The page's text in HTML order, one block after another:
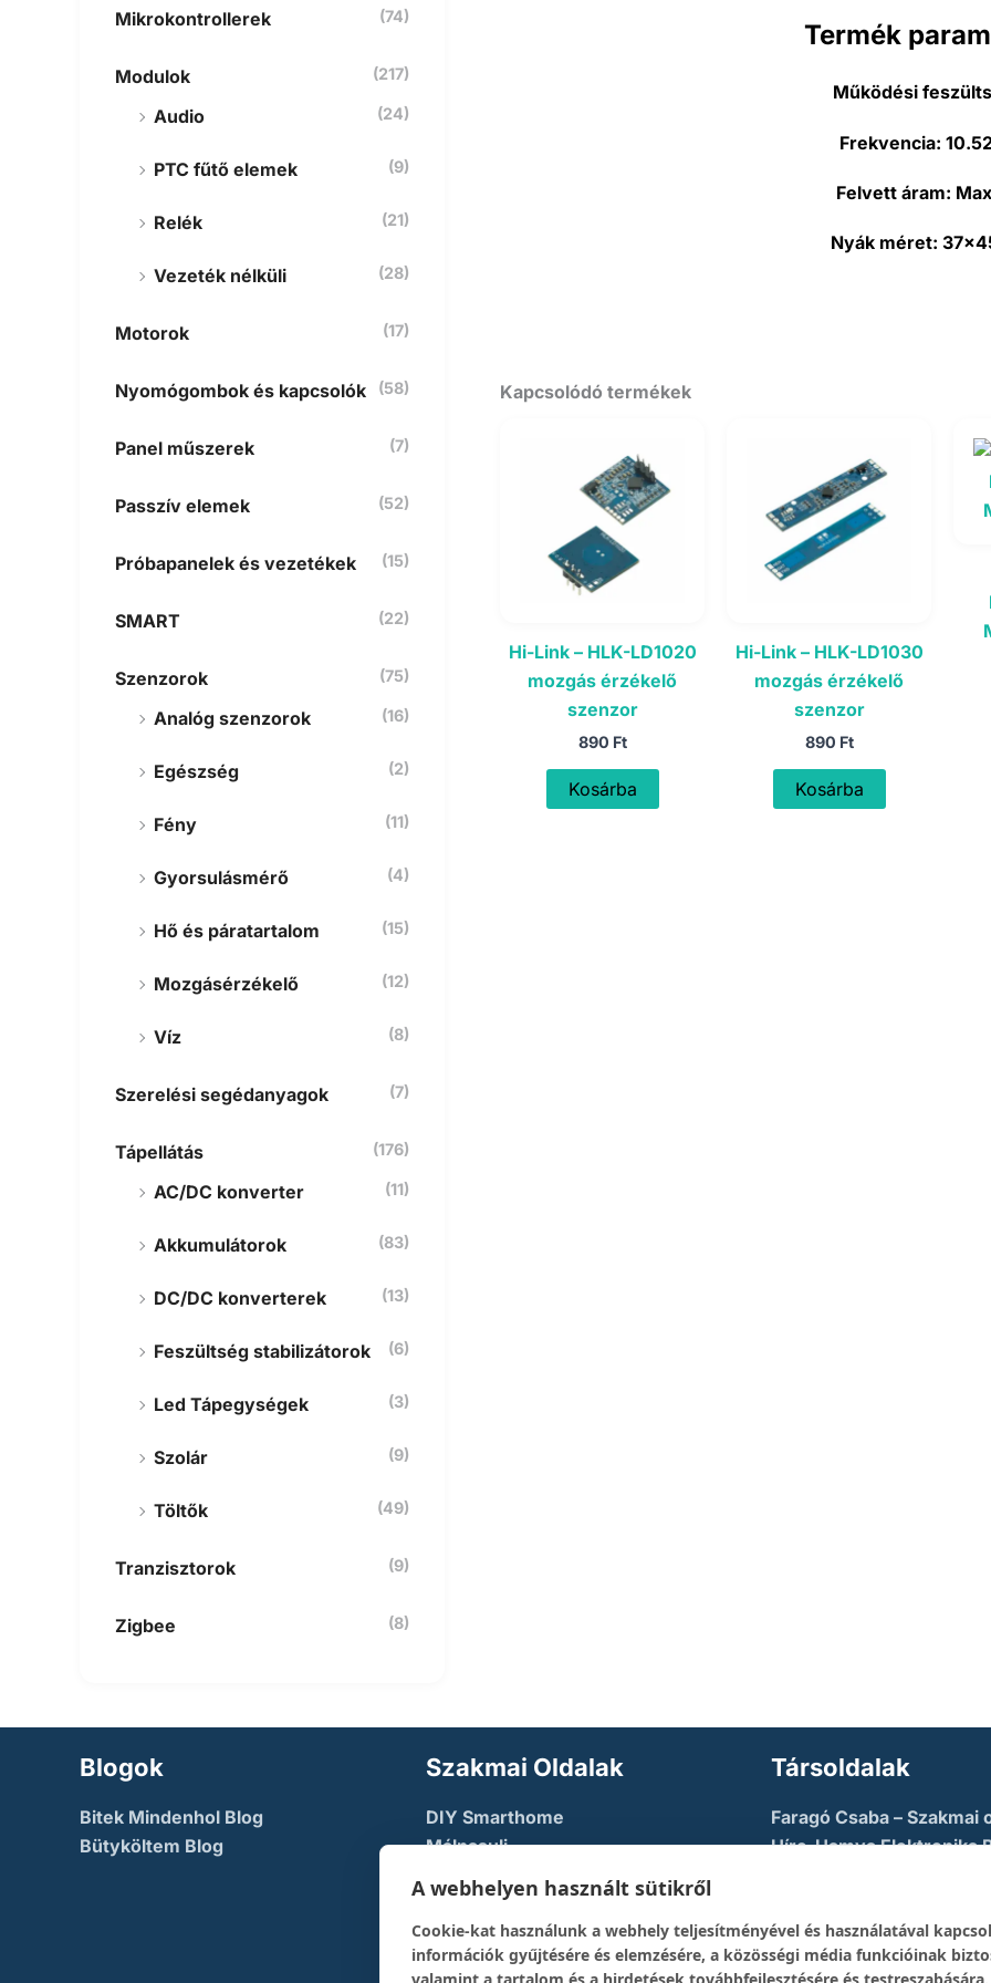
Mikrokontrollerek (74)
Modulok (217)
Audio (24)
PTC fűtő elemek (9)
Relék (21)
Vezeték nélküli (28)
Motorok (17)
Nyomógombok és kapcsolók (58)
Panel műszerek (7)
Passzív elemek (52)
Próbapanelek és vezetékek (15)
SMART (22)
Szenzorok (75)
Analóg szenzorok (16)
Egészség (2)
Fény (11)
Gyorsulásmérő (4)
Hő és páratartalom (15)
Mozgásérzékelő (12)
Víz (8)
Szerelési segédanyagok (7)
Tápellátás (176)
AC/DC konverter (11)
Akkumulátorok (83)
DC/DC konverterek (13)
Feszültség stabilizátorok (6)
Led Tápegységek (3)
Szolár (9)
Töltők (49)
Tranzisztorok (9)
Zigbee (8)
Termék
Működési
Frekvencia:
Felvett áram:
Nyák méret:
Kapcsolódó termékek
Hi-Link – HLK-LD1020
mozgás érzékelő
szenzor
890 Ft
Kosárba
Hi-Link – HLK-LD1030
mozgás érzékelő
szenzor
890 Ft
Kosárba
Blogok
Bitek Mindenhol Blog
Bütyköltem Blog
Szakmai Oldalak
DIY Smarthome
Málnasuli
NodeMcu AZURE
TechFactory
The Developer Guy – Képzési
pont
Társoldalak
Faragó Csaba – Szakmai
Híre-Hamva Elektronika
oldala
Robotika Pécs –
A webhelyen használt sütikről
Cookie-kat használunk a webhely teljesítményével és használatával
információk gyűjtésére és elemzésére, a közösségi média funkcióinak